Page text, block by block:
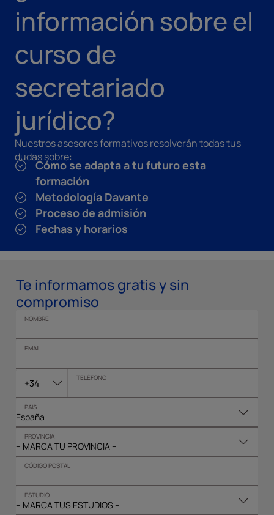
información sobre el
curso de
secretariado
jurídico?
Nuestros asesores formativos resolverán todas tus
dudas sobre:
Cómo se adapta a tu futuro esta
formación
Metodología Davante
Proceso de admisión
Fechas y horarios
Te informamos gratis y sin
compromiso
NOMBRE
EMAIL
+34 TELÉFONO
PAIS
PROVINCIA
CÓDIGO POSTAL
ESTUDIO